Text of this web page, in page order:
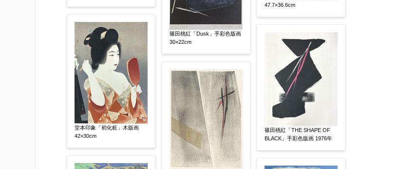
添付画像 【任意】
堂本印象「初化粧」木版画
42×30cm
篠田桃紅「Dusk」手彩色版画
30×22cm
47.7×36.6cm
篠田桃紅「THE SHAPE OF
BLACK」手彩色版画 1976年